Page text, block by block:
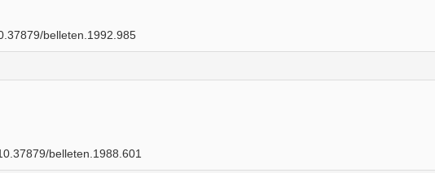
belleten.1992.985
belleten.1988.601